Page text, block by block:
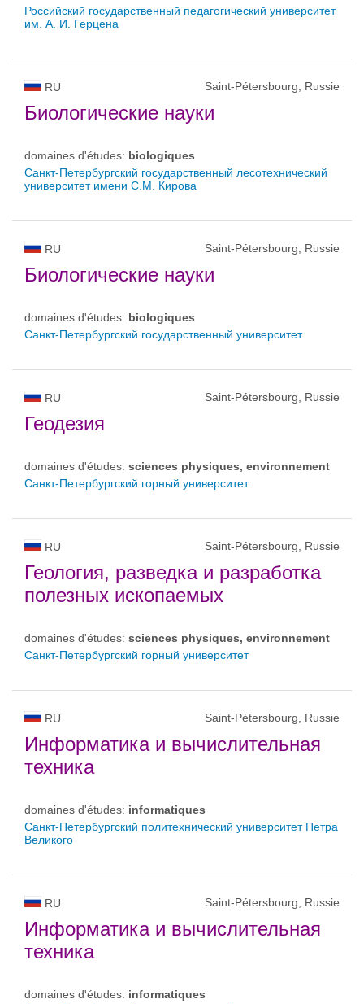
Российский государственный педагогический университет
им. А. И. Герцена
RU Saint-Pétersbourg, Russie
Биологические науки
domaines d'études: biologiques
Санкт-Петербургский государственный лесотехнический
университет имени С.М. Кирова
RU Saint-Pétersbourg, Russie
Биологические науки
domaines d'études: biologiques
Санкт-Петербургский государственный университет
RU Saint-Pétersbourg, Russie
Геодезия
domaines d'études: sciences physiques, environnement
Санкт-Петербургский горный университет
RU Saint-Pétersbourg, Russie
Геология, разведка и разработка
полезных ископаемых
domaines d'études: sciences physiques, environnement
Санкт-Петербургский горный университет
RU Saint-Pétersbourg, Russie
Информатика и вычислительная
техника
domaines d'études: informatiques
Санкт-Петербургский политехнический университет Петра
Великого
RU Saint-Pétersbourg, Russie
Информатика и вычислительная
техника
domaines d'études: informatiques